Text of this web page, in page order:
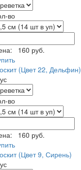
во
160 руб.
(Цвет 22, Дельфин)
во
160 руб.
(Цвет 9, Сирень)